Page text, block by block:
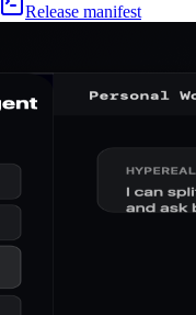
Release manifest